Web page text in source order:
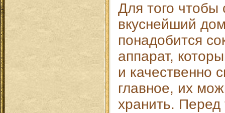
Для того чтобы
вкуснейший
понадобится
аппарат,
и качественно
главное, их
хранить. Перед